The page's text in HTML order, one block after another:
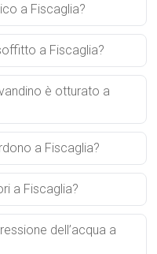
a Fiscaglia?
a Fiscaglia?
è otturato a
a Fiscaglia?
a Fiscaglia?
dell’acqua a